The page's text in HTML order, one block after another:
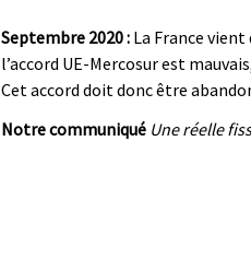
Septembre 2020 : La France
l’accord UE-Mercosur est
Cet accord doit donc être
Notre communiqué Une réelle